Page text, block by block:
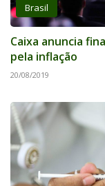
Brasil
Caixa anuncia
pela inflação
20/08/2019